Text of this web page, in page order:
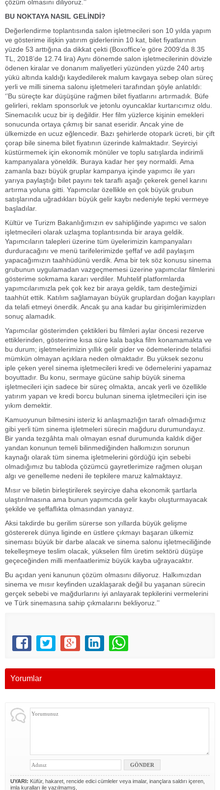
çözüm olmasını diliyoruz.’’
BU NOKTAYA NASIL GELİNDİ?
Değerlendirme toplantısında salon işletmecileri son 10 yılda yapım
ve gösterime ilişkin yatırım giderlerinin 10 kat, bilet fiyatlarının
yüzde 53 arttığına da dikkat çekti (Boxoffice’e göre 2009’da 8.35
TL, 2018’de 12.74 lira) Aynı dönemde salon işletmecilerinin dövizle
ödenen kiralar ve donanım maliyetleri yüzünden yüzde 240 artış
yükü altında kaldığı kaydedilerek malum kavgaya sebep olan süreç
yerli ve milli sinema salonu işletmeleri tarafından şöyle anlatıldı:
‘’Bu süreçte kar düşüşüne rağmen bilet fiyatlarını artırmadık. Büfe
gelirleri, reklam sponsorluk ve jetonlu oyuncaklar kurtarıcımız oldu.
Sinemacılık ucuz bir iş değildir. Her film yüzlerce kişinin emekleri
sonucunda ortaya çıkmış bir sanat eseridir. Ancak yine de
ülkemizde en ucuz eğlencedir. Bazı şehirlerde otopark ücreti, bir çift
çorap bile sinema bilet fiyatının üzerinde kalmaktadır. Seyirciyi
küstürmemek için ekonomik mönüler ve toplu satışlarda indirimli
kampanyalara yöneldik. Buraya kadar her şey normaldi. Ama
zamanla bazı büyük gruplar kampanya içinde yapımcı ile yarı
yarıya paylaştığı bilet payını tek taraflı aşağı çekerek genel karını
artırma yoluna gitti. Yapımcılar özellikle en çok büyük grubun
satışlarında uğradıkları büyük gelir kaybı nedeniyle tepki vermeye
başladılar.
Kültür ve Turizm Bakanlığımızın ev sahipliğinde yapımcı ve salon
işletmecileri olarak uzlaşma toplantısında bir araya geldik.
Yapımcıların talepleri üzerine tüm üyelerimizin kampanyaları
durduracağını ve menü tarifelerimizde şeffaf ve adil paylaşım
yapacağımızın taahhüdünü verdik. Ama bir tek söz konusu sinema
grubunun uygulamadan vazgeçmemesi üzerine yapımcılar filmlerini
gösterime sokmama kararı verdiler. Muhtelif platformlarda
yapımcılarımızla pek çok kez bir araya geldik, tam desteğimizi
taahhüt ettik. Katılım sağlamayan büyük gruplardan doğan kayıpları
da telafi etmeyi önerdik. Ancak şu ana kadar bu girişimlerimizden
sonuç alamadık.
Yapımcılar gösterimden çektikleri bu filmleri aylar öncesi rezerve
ettiklerinden, gösterime kısa süre kala başka film konamamakta ve
bu durum; işletmelerimizin yıllık gelir gider ve ödemelerinde telafisi
mümkün olmayan açıklara neden olmaktadır. Bu yüksek sezonu
iple çeken yerel sinema işletmecileri kredi ve ödemelerini yapamaz
boyuttadır. Bu konu, sermaye gücüne sahip büyük sinema
işletmecileri için sadece bir süreç olmakta, ancak yerli ve özellikle
yatırım yapan ve kredi borcu bulunan sinema işletmecileri için ise
yıkım demektir.
Kamuoyunun bilmesini isteriz ki anlaşmazlığın tarafı olmadığımız
gibi yerli tüm sinema işletmeleri sürecin mağduru durumundayız.
Bir yanda tezgâhta malı olmayan esnaf durumunda kaldık diğer
yandan konunun temeli bilinmediğinden halkımızın sorunun
kaynağı olarak tüm sinema işletmelerini gördüğü için sebebi
olmadığımız bu tabloda çözümcü gayretlerimize rağmen oluşan
algı ve genelleme nedeni ile tepkilere maruz kalmaktayız.
Mısır ve biletin birleştirilerek seyirciye daha ekonomik şartlarla
ulaştırılmasına ama bunun yapımcıda gelir kaybı oluşturmayacak
şekilde ve şeffaflıkta olmasından yanayız.
Aksi takdirde bu gerilim sürerse son yıllarda büyük gelişme
göstererek dünya liginde en üstlere çıkmayı başaran ülkemiz
sineması büyük bir darbe alacak ve sinema salonu işletmeciliğinde
tekelleşmeye teslim olacak, yükselen film üretim sektörü düşüşe
geçeceğinden milli menfaatlerimiz büyük kayba uğrayacaktır.
Bu açıdan yeni kanunun çözüm olmasını diliyoruz. Halkımızdan
sinema ve mısır keyfinden uzaklaşarak değil bu yaşanan sürecin
gerçek sebebi ve mağdurlarını iyi anlayarak tepkilerini vermelerini
ve Türk sinemasına sahip çıkmalarını bekliyoruz.’’
Yorumlar
UYARI: Küfür, hakaret, rencide edici cümleler veya imalar, inançlara saldırı içeren,
imla kuralları ile yazılmamış,